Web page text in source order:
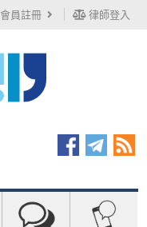
會員註冊 律師登入